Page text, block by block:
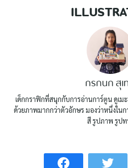
กรกนก สุเ
เด็กกราฟิกที่สนุกกับการอ่านการ์ตูน ดูเมะ
ด้วยภาพมากกว่าตัวอักษร มองว่าหนึ่งในก
สี รูปภาพ รูปท